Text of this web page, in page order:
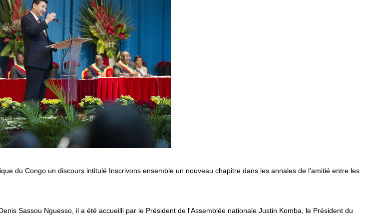
du Congo un discours intitulé Inscrivons ensemble un nouveau chapitre dans les annales de l'amitié entre les
Sassou Nguesso, il a été accueilli par le Président de l'Assemblée nationale Justin Komba, le Président du